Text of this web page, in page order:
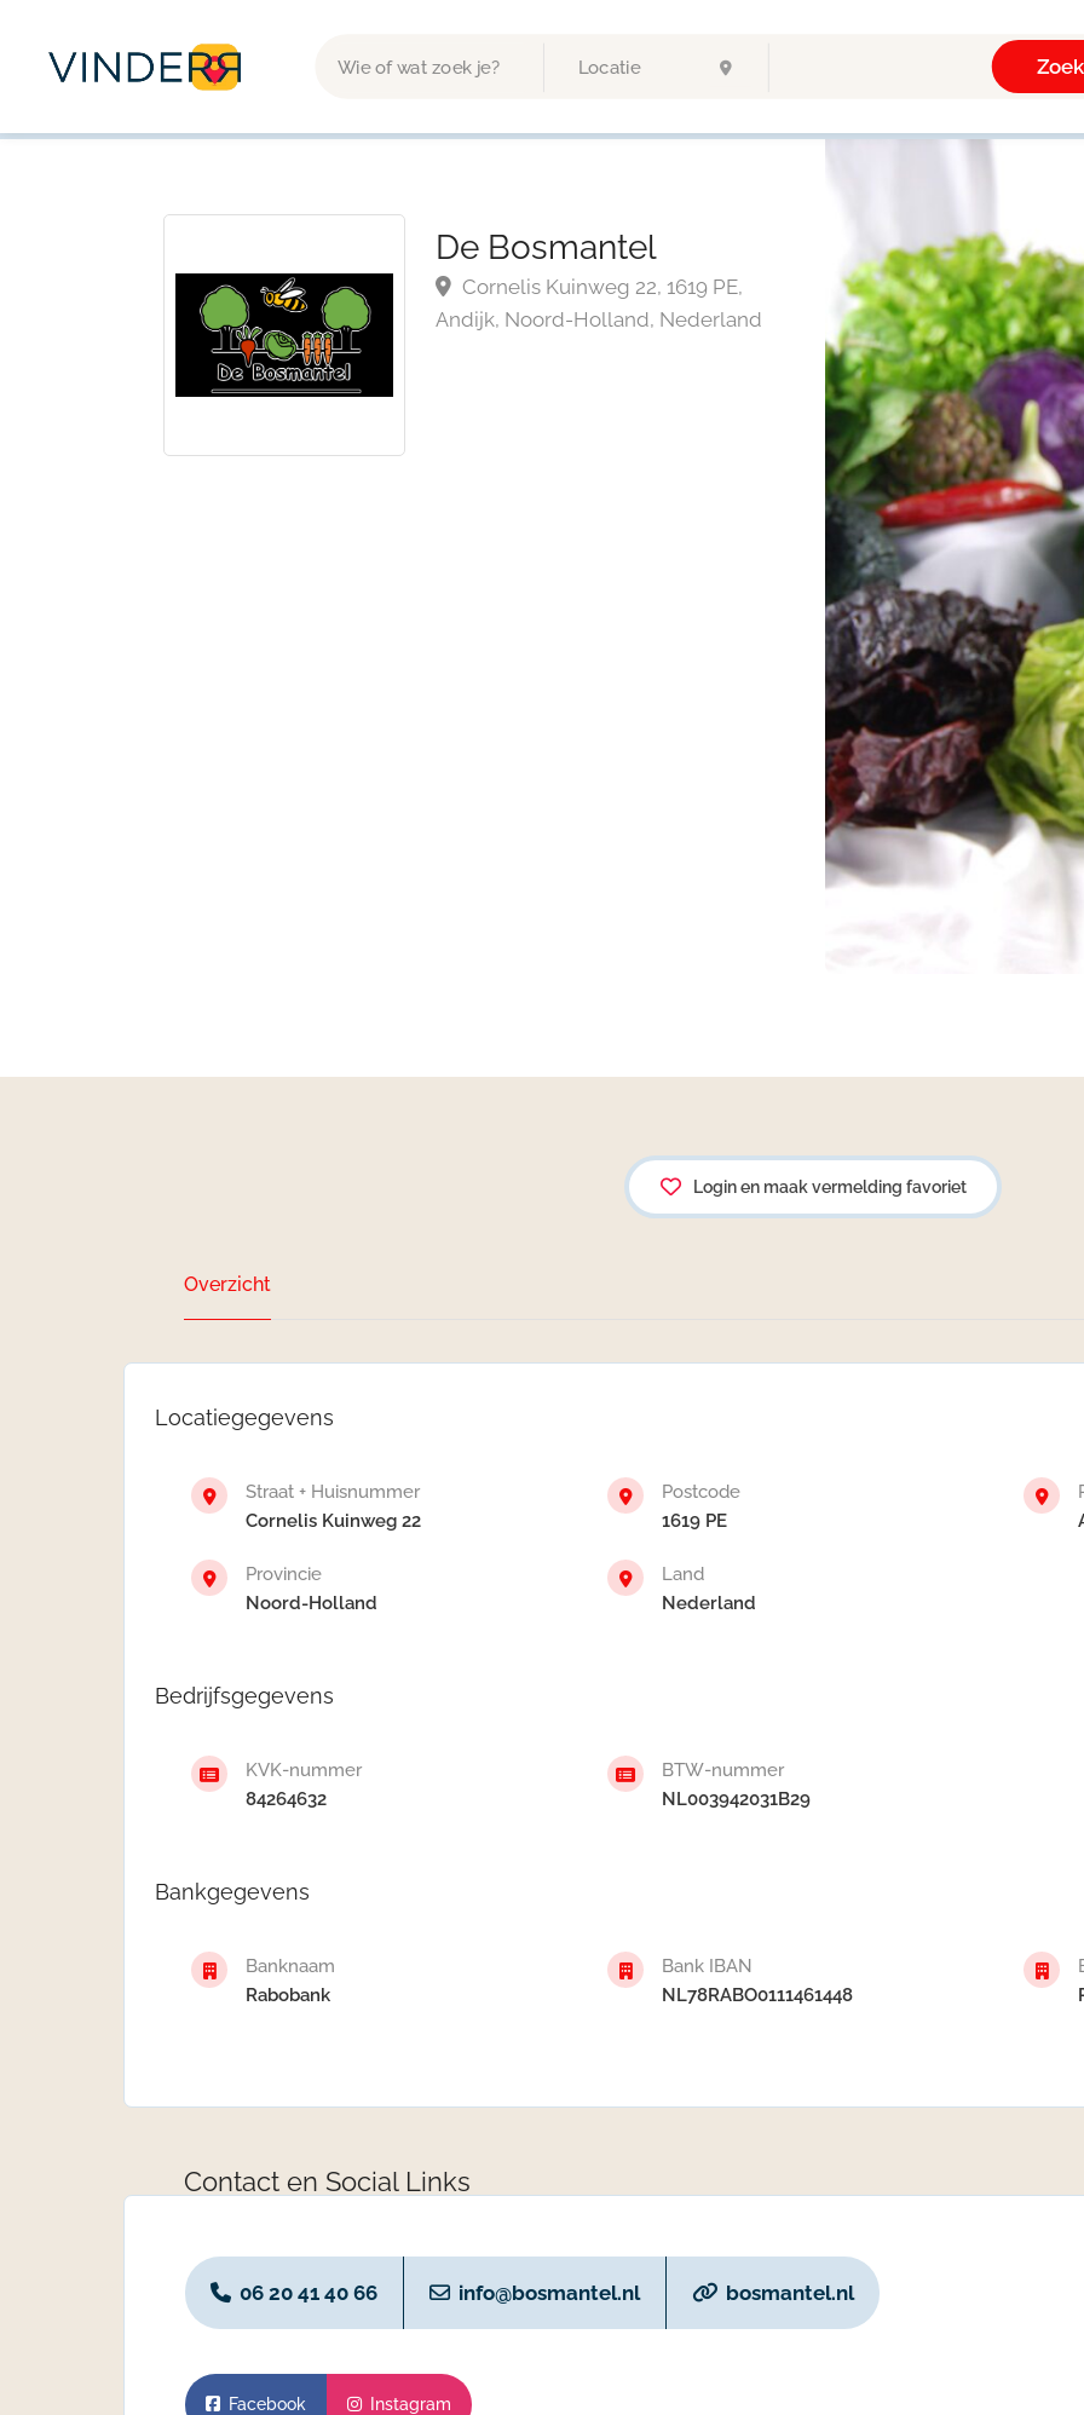
De Bosmantel
Cornelis Kuinweg 22, 1619 PE,
Andijk, Noord-Holland, Nederland
Login en maak vermelding favoriet
Overzicht
Locatiegegevens
Straat + Huisnummer
Cornelis Kuinweg 22
Postcode
1619 PE
Provincie
Noord-Holland
Land
Nederland
Bedrijfsgegevens
KVK-nummer
84264632
BTW-nummer
NL003942031B29
Bankgegevens
Banknaam
Rabobank
Bank IBAN
NL78RABO0111461448
Contact en Social Links
06 20 41 40 66 info@bosmantel.nl bosmantel.nl
Facebook Instagram